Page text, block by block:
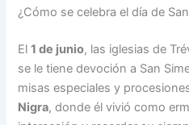
¿Cómo se celebra el día de
El1 de junio, las iglesias de
se le tiene devoción a San
misas especiales y
Nigra, donde él vivió como